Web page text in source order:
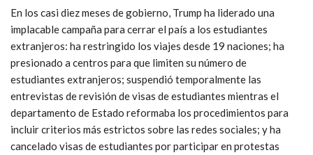
En los casi diez meses de gobierno, Trump ha liderado una
implacable campaña para cerrar el país a los estudiantes
extranjeros: ha restringido los viajes desde 19 naciones; ha
presionado a centros para que limiten su número de
estudiantes extranjeros; suspendió temporalmente las
entrevistas de revisión de visas de estudiantes mientras el
departamento de Estado reformaba los procedimientos para
incluir criterios más estrictos sobre las redes sociales; y ha
cancelado visas de estudiantes por participar en protestas